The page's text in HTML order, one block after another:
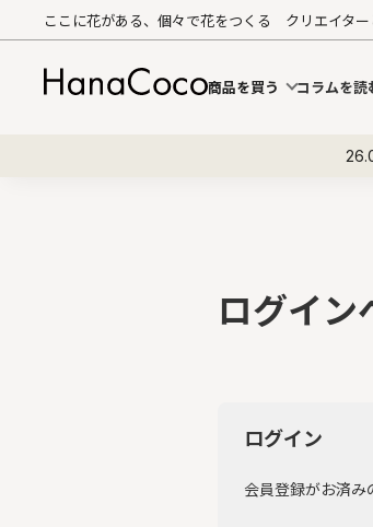
ここに花がある、個々で花をつくる クリエイタ
商品を買う コラムを読
ログイン
ログイン
会員登録がお済み